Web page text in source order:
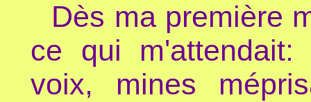
Dès ma première
ce qui m'attendait:
voix, mines